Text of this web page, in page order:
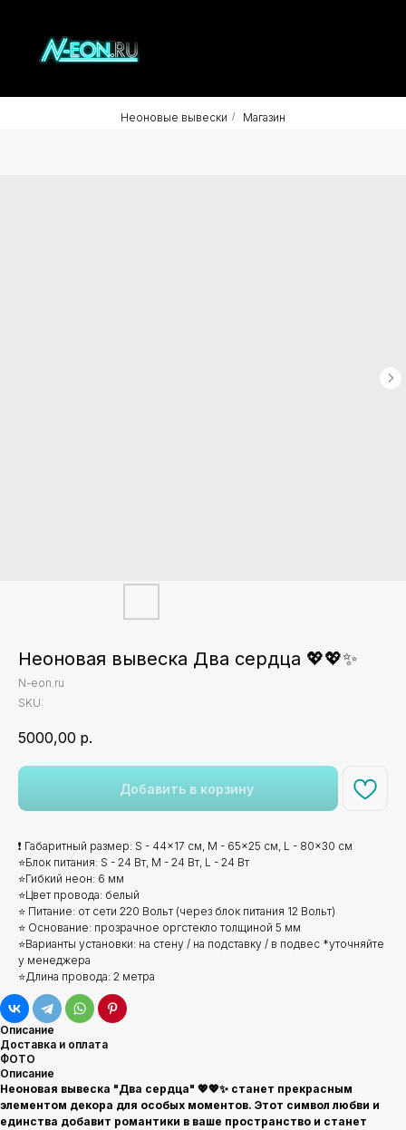
Неоновые вывески / Магазин
Неоновая вывеска Два сердца 💖💖✨
N-eon.ru
SKU:
5000,00 р.
Добавить в корзину
❗ Габаритный размер: S - 44x17 см, M - 65x25 см, L - 80x30 см
⭐Блок питания: S - 24 Вт, M - 24 Вт, L - 24 Вт
⭐Гибкий неон: 6 мм
⭐Цвет провода: белый
⭐ Питание: от сети 220 Вольт (через блок питания 12 Вольт)
⭐ Основание: прозрачное оргстекло толщиной 5 мм
⭐Варианты установки: на стену / на подставку / в подвес *уточняйте
у менеджера
⭐Длина провода: 2 метра
Описание
Доставка и оплата
ФОТО
Описание
Неоновая вывеска "Два сердца" 💖💖✨ станет прекрасным
элементом декора для особых моментов. Этот символ любви и
единства добавит романтики в ваше пространство и станет